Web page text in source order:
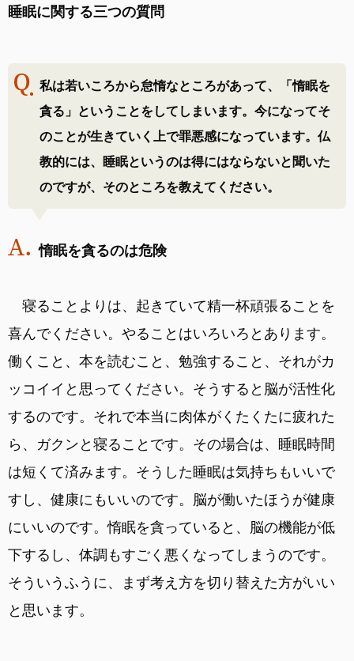
睡眠に関する三つの質問
私は若いころから怠惰なところがあって、「惰眠を
貪る」ということをしてしまいます。今になってそ
のことが生きていく上で罪悪感になっています。仏
教的には、睡眠というのは得にはならないと聞いた
のですが、そのところを教えてください。
惰眠を貪るのは危険
寝ることよりは、起きていて精一杯頑張ることを
喜んでください。やることはいろいろとあります。
働くこと、本を読むこと、勉強すること、それがカ
ッコイイと思ってください。そうすると脳が活性化
するのです。それで本当に肉体がくたくたに疲れた
ら、ガクンと寝ることです。その場合は、睡眠時間
は短くて済みます。そうした睡眠は気持ちもいいで
すし、健康にもいいのです。脳が働いたほうが健康
にいいのです。惰眠を貪っていると、脳の機能が低
下するし、体調もすごく悪くなってしまうのです。
そういうふうに、まず考え方を切り替えた方がいい
と思います。